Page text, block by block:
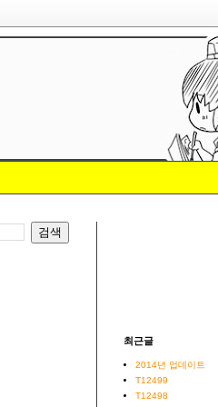
최근글
2014년 업데이트
T12499
T12498